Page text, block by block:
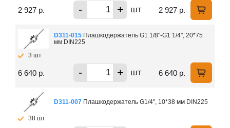
2 927 р. - + шт 2 927 р.
D311-015 Плашкодержатель G1 1/8"-G1 1/4", 20*75
мм DIN225
3 шт
6 640 р. - + шт 6 640 р.
D311-007 Плашкодержатель G1/4", 10*38 мм DIN225
38 шт